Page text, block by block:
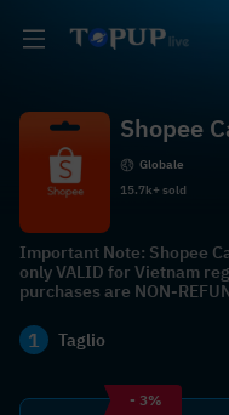
Shopee
Globale
15.7k+ sold
Important Note: Shopee
only VALID for Vietnam
purchases are NON-
1 Taglio
- 3%